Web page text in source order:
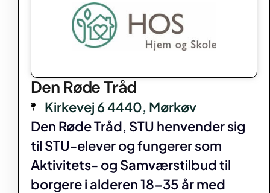
Den Røde Tråd
Kirkevej 6 4440, Mørkøv
Den Røde Tråd, STU henvender sig
til STU-elever og fungerer som
Aktivitets- og Samværstilbud til
borgere i alderen 18-35 år med